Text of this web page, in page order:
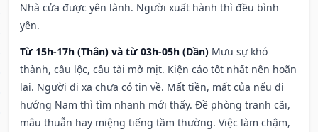
Nhà cửa được yên lành. Người xuất hành thì đều bình
yên.
Từ 15h-17h (Thân) và từ 03h-05h (Dần) Mưu sự khó
thành, cầu lộc, cầu tài mờ mịt. Kiện cáo tốt nhất nên hoãn
lại. Người đi xa chưa có tin về. Mất tiền, mất của nếu đi
hướng Nam thì tìm nhanh mới thấy. Đề phòng tranh cãi,
mâu thuẫn hay miệng tiếng tầm thường. Việc làm chậm,